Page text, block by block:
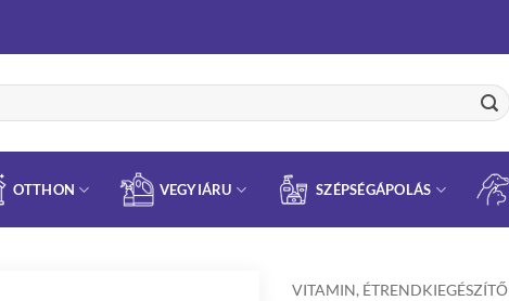
OTTHON VEGYIÁRU SZÉPSÉGÁPOLÁS
VITAMIN, ÉTRENDKIEGÉSZÍTŐ